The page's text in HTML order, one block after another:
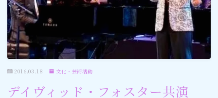
ワールドメイト
神道・宗教
社会情勢
2016.03.18 文化・芸術活動
デイヴィッド・フォスター共演